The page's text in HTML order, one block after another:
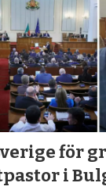
för
i